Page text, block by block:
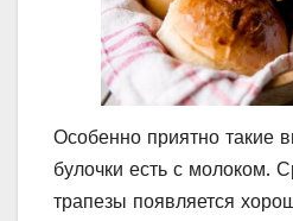
Особенно приятно такие
булочки есть с молоком.
трапезы появляется